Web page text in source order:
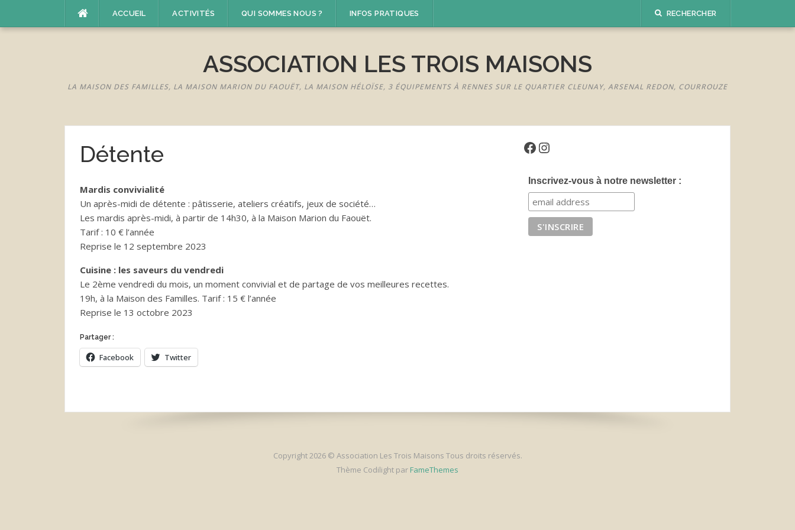
ACCUEIL ACTIVITÉS QUI SOMMES NOUS ? INFOS PRATIQUES RECHERCHER
ASSOCIATION LES TROIS MAISONS
LA MAISON DES FAMILLES, LA MAISON MARION DU FAOUËT, LA MAISON HÉLOÏSE, 3 ÉQUIPEMENTS À RENNES SUR LE QUARTIER CLEUNAY, ARSENAL REDON, COURROUZE
Détente
Mardis convivialité
Un après-midi de détente : pâtisserie, ateliers créatifs, jeux de société…
Les mardis après-midi, à partir de 14h30, à la Maison Marion du Faouët.
Tarif : 10 € l’année
Reprise le 12 septembre 2023
Cuisine : les saveurs du vendredi
Le 2ème vendredi du mois, un moment convivial et de partage de vos meilleures recettes.
19h, à la Maison des Familles. Tarif : 15 € l’année
Reprise le 13 octobre 2023
Partager :
Facebook Twitter
Facebook
Instagram
Inscrivez-vous à notre newsletter :
Copyright 2026 © Association Les Trois Maisons Tous droits réservés.
Thème Codilight par FameThemes